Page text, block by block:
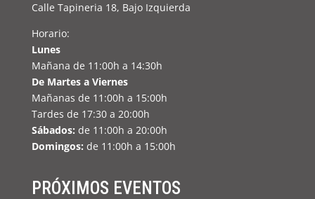
Calle Tapineria 18, Bajo Izquierda
Horario:
Lunes
Mañana de 11:00h a 14:30h
De Martes a Viernes
Mañanas de 11:00h a 15:00h
Tardes de 17:30 a 20:00h
Sábados: de 11:00h a 20:00h
Domingos: de 11:00h a 15:00h
PRÓXIMOS EVENTOS